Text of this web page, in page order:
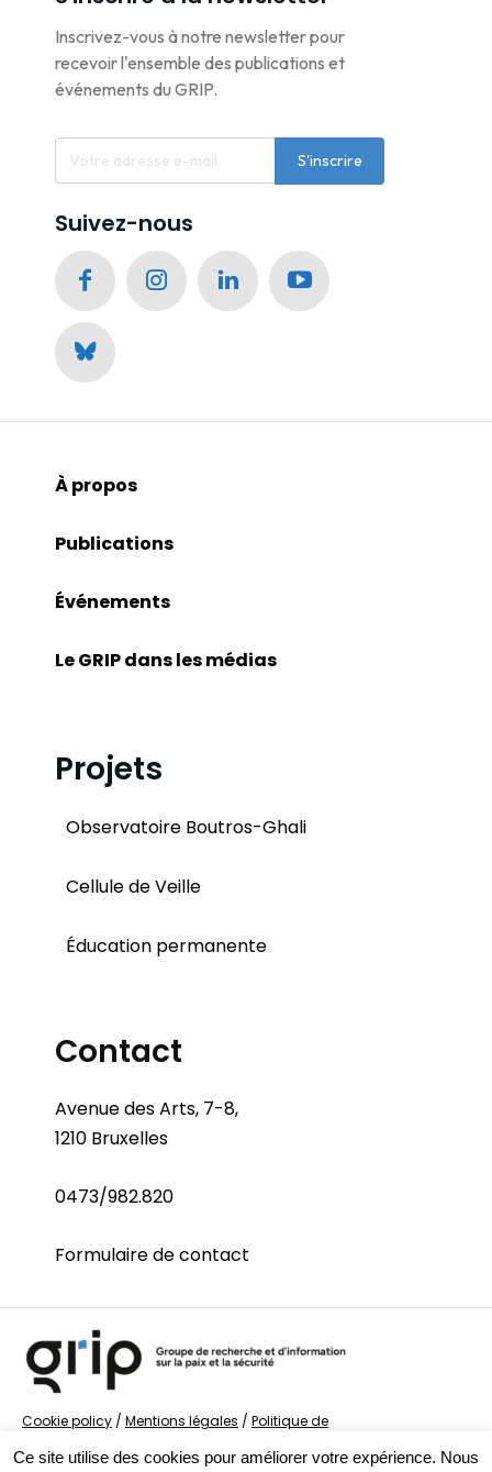
Inscrivez-vous à notre newsletter pour
recevoir l'ensemble des publications et
événements du GRIP.
S'inscrire
Suivez-nous
À propos
Publications
Événements
Le GRIP dans les médias
Projets
Observatoire Boutros-Ghali
Cellule de Veille
Éducation permanente
Contact
Avenue des Arts, 7-8,
1210 Bruxelles
0473/982.820
Formulaire de contact
Cookie policy / Mentions légales / Politique de
la Sécurité
Ce site utilise des cookies pour améliorer votre expérience. Nous